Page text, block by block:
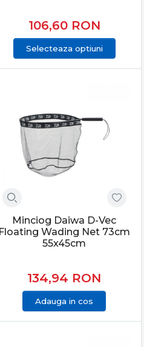
106,60 RON
Selecteaza optiuni
Minciog Daiwa D-Vec
Floating Wading Net 73cm
55x45cm
134,94 RON
Adauga in cos